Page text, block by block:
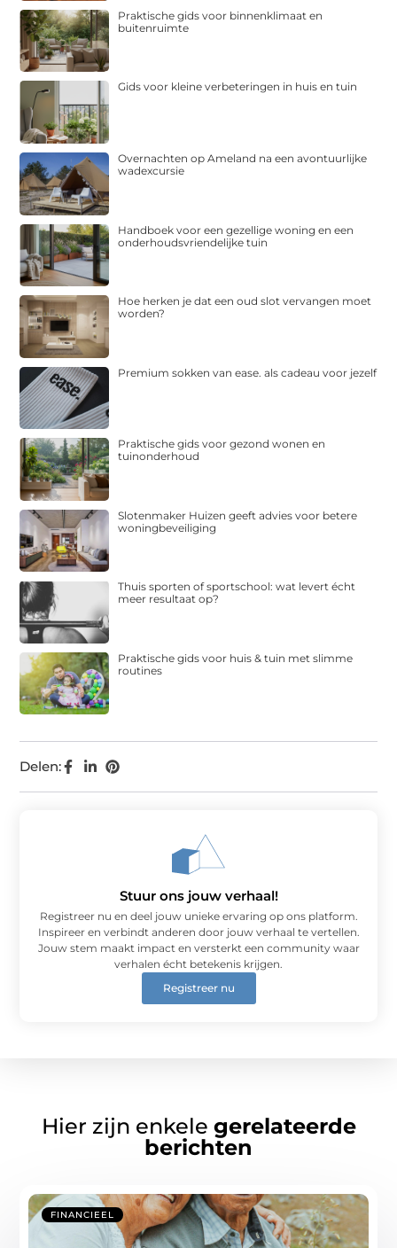
Delen:
Praktische gids voor binnenklimaat en
buitenruimte
Gids voor kleine verbeteringen in huis en tuin
Overnachten op Ameland na een avontuurlijke
wadexcursie
Handboek voor een gezellige woning en een
onderhoudsvriendelijke tuin
Hoe herken je dat een oud slot vervangen moet
worden?
Premium sokken van ease. als cadeau voor jezelf
Praktische gids voor gezond wonen en
tuinonderhoud
Slotenmaker Huizen geeft advies voor betere
woningbeveiliging
Thuis sporten of sportschool: wat levert écht
meer resultaat op?
Praktische gids voor huis & tuin met slimme
routines
Stuur ons jouw verhaal!
Registreer nu en deel jouw unieke ervaring op ons platform.
Inspireer en verbindt anderen door jouw verhaal te vertellen.
Jouw stem maakt impact en versterkt een community waar
verhalen écht betekenis krijgen.
Registreer nu
Hier zijn enkele gerelateerde
berichten
FINANCIEEL